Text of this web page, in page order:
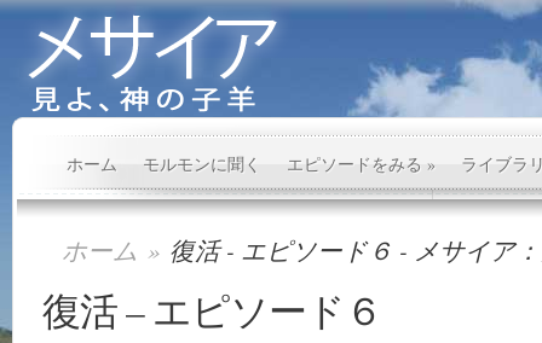
ホーム モルモンに聞く エピソードをみる » ライブラ
ホーム » 復活 - エピソード６ - メサイア
復活 – エピソード６